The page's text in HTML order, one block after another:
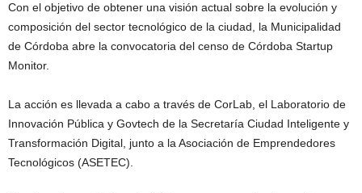
Con el objetivo de obtener una visión actual sobre la evolución y
composición del sector tecnológico de la ciudad, la Municipalidad
de Córdoba abre la convocatoria del censo de Córdoba Startup
Monitor.
La acción es llevada a cabo a través de CorLab, el Laboratorio de
Innovación Pública y Govtech de la Secretaría Ciudad Inteligente y
Transformación Digital, junto a la Asociación de Emprendedores
Tecnológicos (ASETEC).